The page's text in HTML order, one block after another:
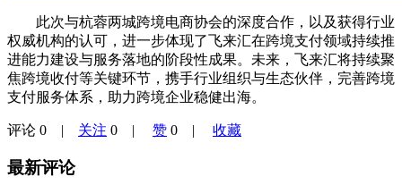
此次与杭蓉两城跨境电商协会的深度合作，以及获得行业
权威机构的认可，进一步体现了飞来汇在跨境支付领域持续推
进能力建设与服务落地的阶段性成果。未来，飞来汇将持续聚
焦跨境收付等关键环节，携手行业组织与生态伙伴，完善跨境
支付服务体系，助力跨境企业稳健出海。
评论 0 | 关注 0 | 赞 0 | 收藏
最新评论